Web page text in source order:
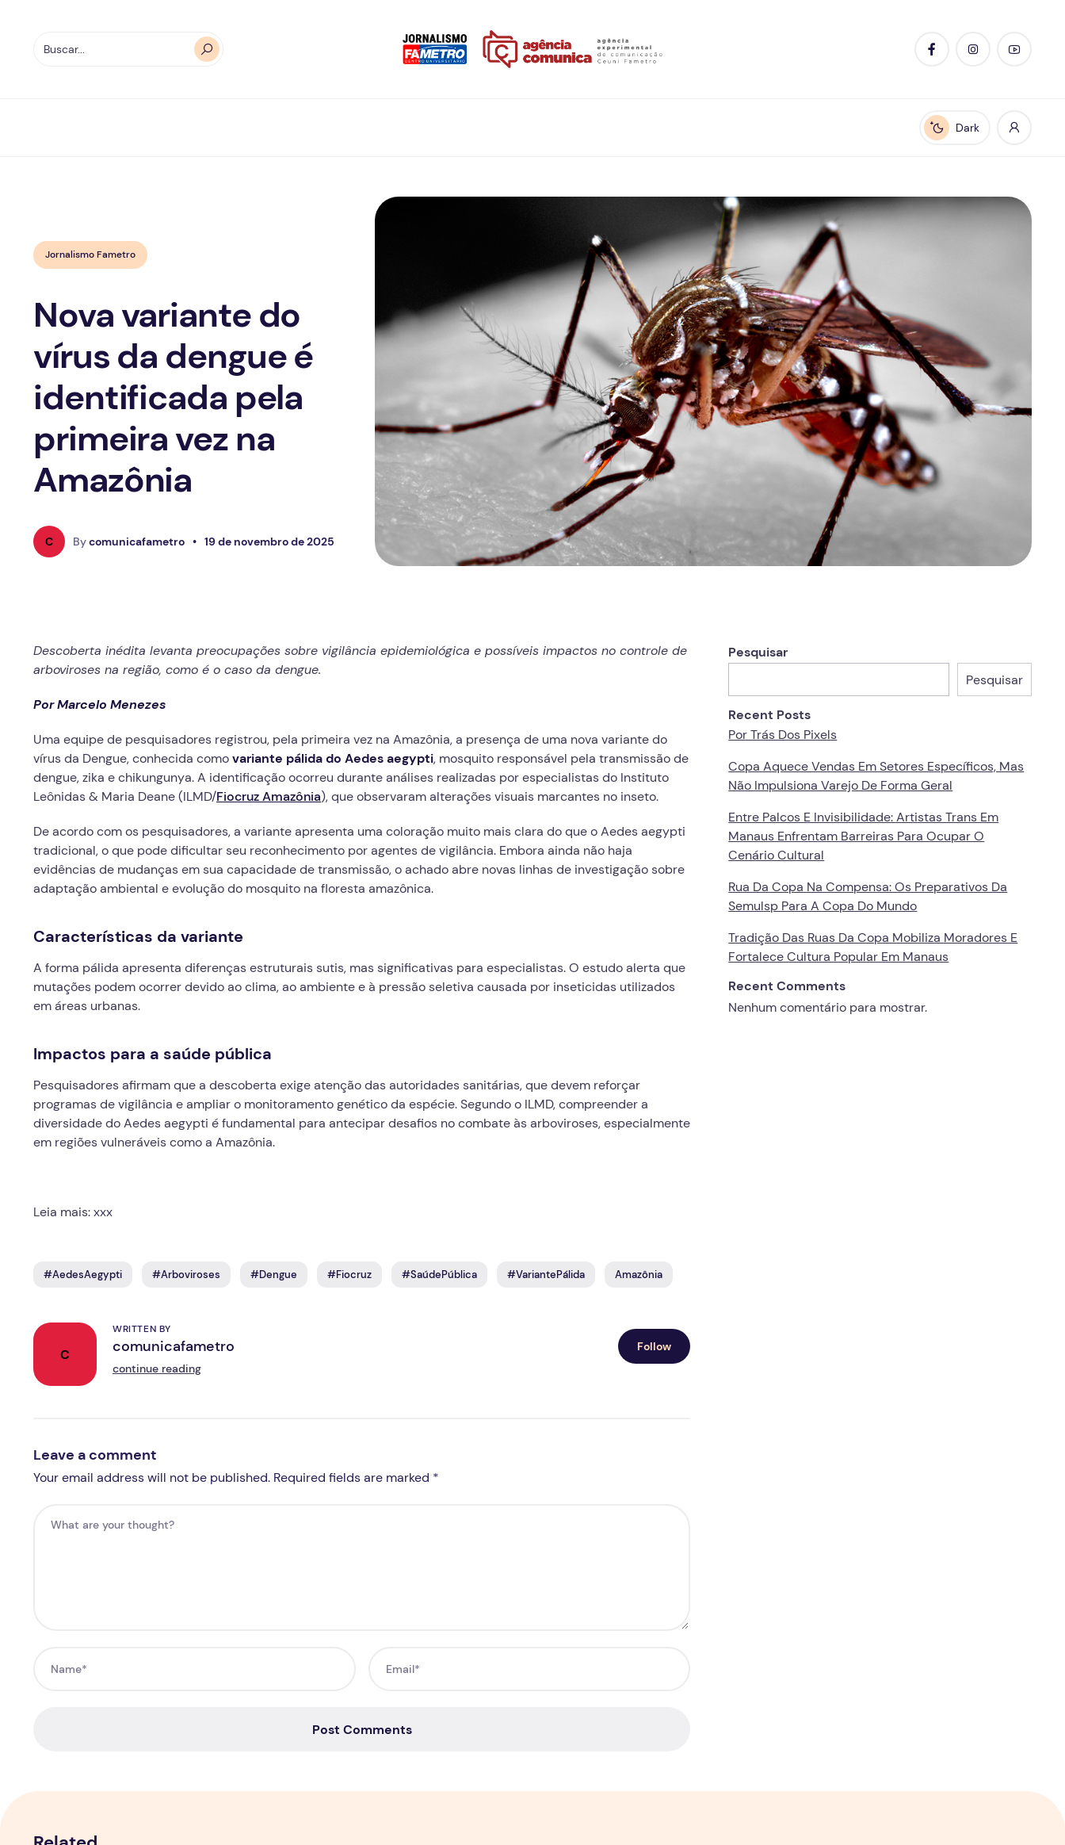
Enable dark mode
Dark
Jornalismo Fametro
Nova variante do
vírus da dengue é
identificada pela
primeira vez na
Amazônia
C Bycomunicafametro • 19 de novembro de 2025
Descoberta inédita levanta preocupações sobre vigilância epidemiológica e possíveis impactos no controle de
arboviroses na região, como é o caso da dengue.
Por Marcelo Menezes
Uma equipe de pesquisadores registrou, pela primeira vez na Amazônia, a presença de uma nova variante do
vírus da Dengue, conhecida comovariante pálida do Aedes aegypti, mosquito responsável pela transmissão de
dengue, zika e chikungunya. A identificação ocorreu durante análises realizadas por especialistas do Instituto
Leônidas & Maria Deane (ILMD/Fiocruz Amazônia), que observaram alterações visuais marcantes no inseto.
De acordo com os pesquisadores, a variante apresenta uma coloração muito mais clara do que o Aedes aegypti
tradicional, o que pode dificultar seu reconhecimento por agentes de vigilância. Embora ainda não haja
evidências de mudanças em sua capacidade de transmissão, o achado abre novas linhas de investigação sobre
adaptação ambiental e evolução do mosquito na floresta amazônica.
Características da variante
A forma pálida apresenta diferenças estruturais sutis, mas significativas para especialistas. O estudo alerta que
mutações podem ocorrer devido ao clima, ao ambiente e à pressão seletiva causada por inseticidas utilizados
em áreas urbanas.
Impactos para a saúde pública
Pesquisadores afirmam que a descoberta exige atenção das autoridades sanitárias, que devem reforçar
programas de vigilância e ampliar o monitoramento genético da espécie. Segundo o ILMD, compreender a
diversidade do Aedes aegypti é fundamental para antecipar desafios no combate às arboviroses, especialmente
em regiões vulneráveis como a Amazônia.
Leia mais: xxx
#AedesAegypti #Arboviroses #Dengue #Fiocruz #SaúdePública #VariantePálida Amazônia
C
WRITTEN BY
comunicafametro
continue reading
Follow
Leave a comment
Your email address will not be published. Required fields are marked *
Post Comments
Pesquisar
Pesquisar
Recent Posts
Por Trás Dos Pixels
Copa Aquece Vendas Em Setores Específicos, Mas
Não Impulsiona Varejo De Forma Geral
Entre Palcos E Invisibilidade: Artistas Trans Em
Manaus Enfrentam Barreiras Para Ocupar O
Cenário Cultural
Rua Da Copa Na Compensa: Os Preparativos Da
Semulsp Para A Copa Do Mundo
Tradição Das Ruas Da Copa Mobiliza Moradores E
Fortalece Cultura Popular Em Manaus
Recent Comments
Nenhum comentário para mostrar.